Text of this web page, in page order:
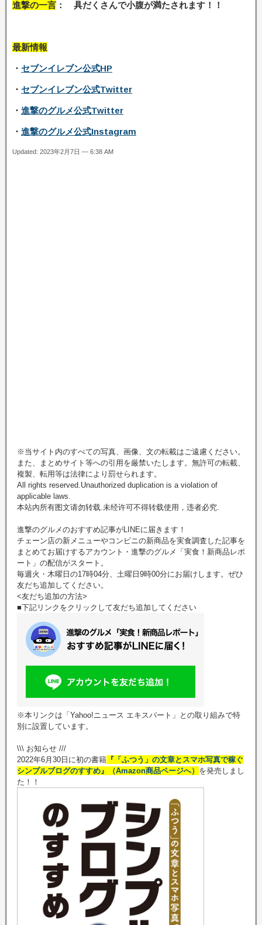
進撃の一言 ： 具だくさんで小腹が満たされます！ ！
最新情報
・ セブンイレブン公式HP
・ セブンイレブン公式Twitter
・ 進撃のグルメ公式Twitter
・ 進撃のグルメ公式Instagram
Updated: 2023年2月7日 — 6:38 AM
※当サイト内のすべての写真、画像、文の転載はご遠慮ください。
また、まとめサイト等への引用を厳禁いたします。無許可の転載、
複製、転用等は法律により罰せられます。
All rights reserved.Unauthorized duplication is a violation of
applicable laws.
本站內所有图文请勿转载.未经许可不得转载使用，违者必究.
進撃のグルメのおすすめ記事がLINEに届きます！
チェーン店の新メニューやコンビニの新商品を実食調査した記事を
まとめてお届けするアカウント・進撃のグルメ「実食！新商品レポ
ート」の配信がスタート。
毎週火・木曜日の17時04分、土曜日9時00分にお届けします。ぜひ
友だち追加してください。
<友だち追加の方法>
■下記リンクをクリックして友だち追加してください
※本リンクは「Yahoo!ニュース エキスパート」との取り組みで特
別に設置しています。
\\\ お知らせ ///
2022年6月30日に初の書籍 『「ふつう」の文章とスマホ写真で稼ぐ
シンプルブログのすすめ』（Amazon商品ページへ） を発売しまし
た！！